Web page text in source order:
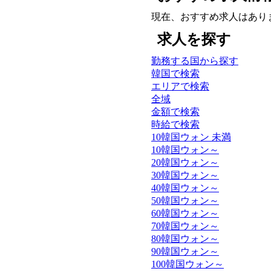
現在、おすすめ求人はあり
求人を探す
勤務する国から探す
韓国で検索
エリアで検索
全域
金額で検索
時給で検索
10韓国ウォン 未満
10韓国ウォン～
20韓国ウォン～
30韓国ウォン～
40韓国ウォン～
50韓国ウォン～
60韓国ウォン～
70韓国ウォン～
80韓国ウォン～
90韓国ウォン～
100韓国ウォン～